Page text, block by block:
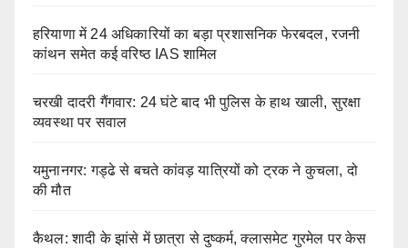
हरियाणा में 24 अधिकारियों का बड़ा प्रशासनिक फेरबदल, रजनी
कांथन समेत कई वरिष्ठ IAS शामिल
चरखी दादरी गैंगवार: 24 घंटे बाद भी पुलिस के हाथ खाली, सुरक्षा
व्यवस्था पर सवाल
यमुनानगर: गड्ढे से बचते कांवड़ यात्रियों को ट्रक ने कुचला, दो
की मौत
कैथल: शादी के झांसे में छात्रा से दुष्कर्म, क्लासमेट गुरमेल पर केस